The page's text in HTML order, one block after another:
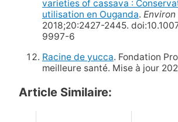
varieties of cassava :
utilisation en Ouganda. Environ
2018;20:2427-2445.
9997-6
Racine de yucca. Fondation
meilleure santé. Mise à jour
Article Similaire: